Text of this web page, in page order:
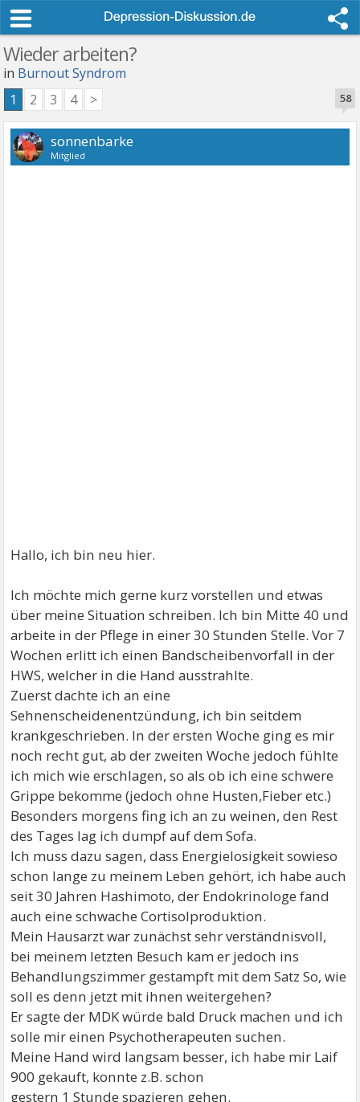
Wieder arbeiten?
in Burnout Syndrom
58
1 2 3 4 >
sonnenbarke
Mitglied
Hallo, ich bin neu hier.
Ich möchte mich gerne kurz vorstellen und etwas
über meine Situation schreiben. Ich bin Mitte 40 und
arbeite in der Pflege in einer 30 Stunden Stelle. Vor 7
Wochen erlitt ich einen Bandscheibenvorfall in der
HWS, welcher in die Hand ausstrahlte.
Zuerst dachte ich an eine
Sehnenscheidenentzündung, ich bin seitdem
krankgeschrieben. In der ersten Woche ging es mir
noch recht gut, ab der zweiten Woche jedoch fühlte
ich mich wie erschlagen, so als ob ich eine schwere
Grippe bekomme (jedoch ohne Husten,Fieber etc.)
Besonders morgens fing ich an zu weinen, den Rest
des Tages lag ich dumpf auf dem Sofa.
Ich muss dazu sagen, dass Energielosigkeit sowieso
schon lange zu meinem Leben gehört, ich habe auch
seit 30 Jahren Hashimoto, der Endokrinologe fand
auch eine schwache Cortisolproduktion.
Mein Hausarzt war zunächst sehr verständnisvoll,
bei meinem letzten Besuch kam er jedoch ins
Behandlungszimmer gestampft mit dem Satz So, wie
soll es denn jetzt mit ihnen weitergehen?
Er sagte der MDK würde bald Druck machen und ich
solle mir einen Psychotherapeuten suchen.
Meine Hand wird langsam besser, ich habe mir Laif
900 gekauft, konnte z.B. schon
gestern 1 Stunde spazieren gehen.